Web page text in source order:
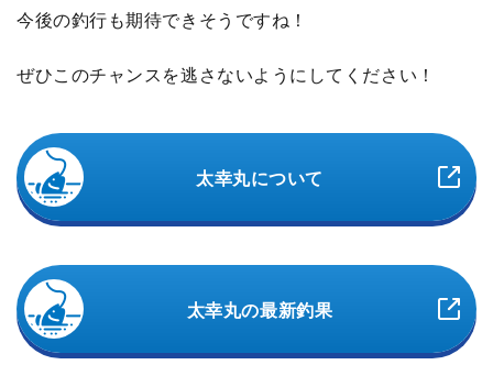
今後の釣行も期待できそうですね！
ぜひこのチャンスを逃さないようにしてください！
太幸丸について
太幸丸の最新釣果